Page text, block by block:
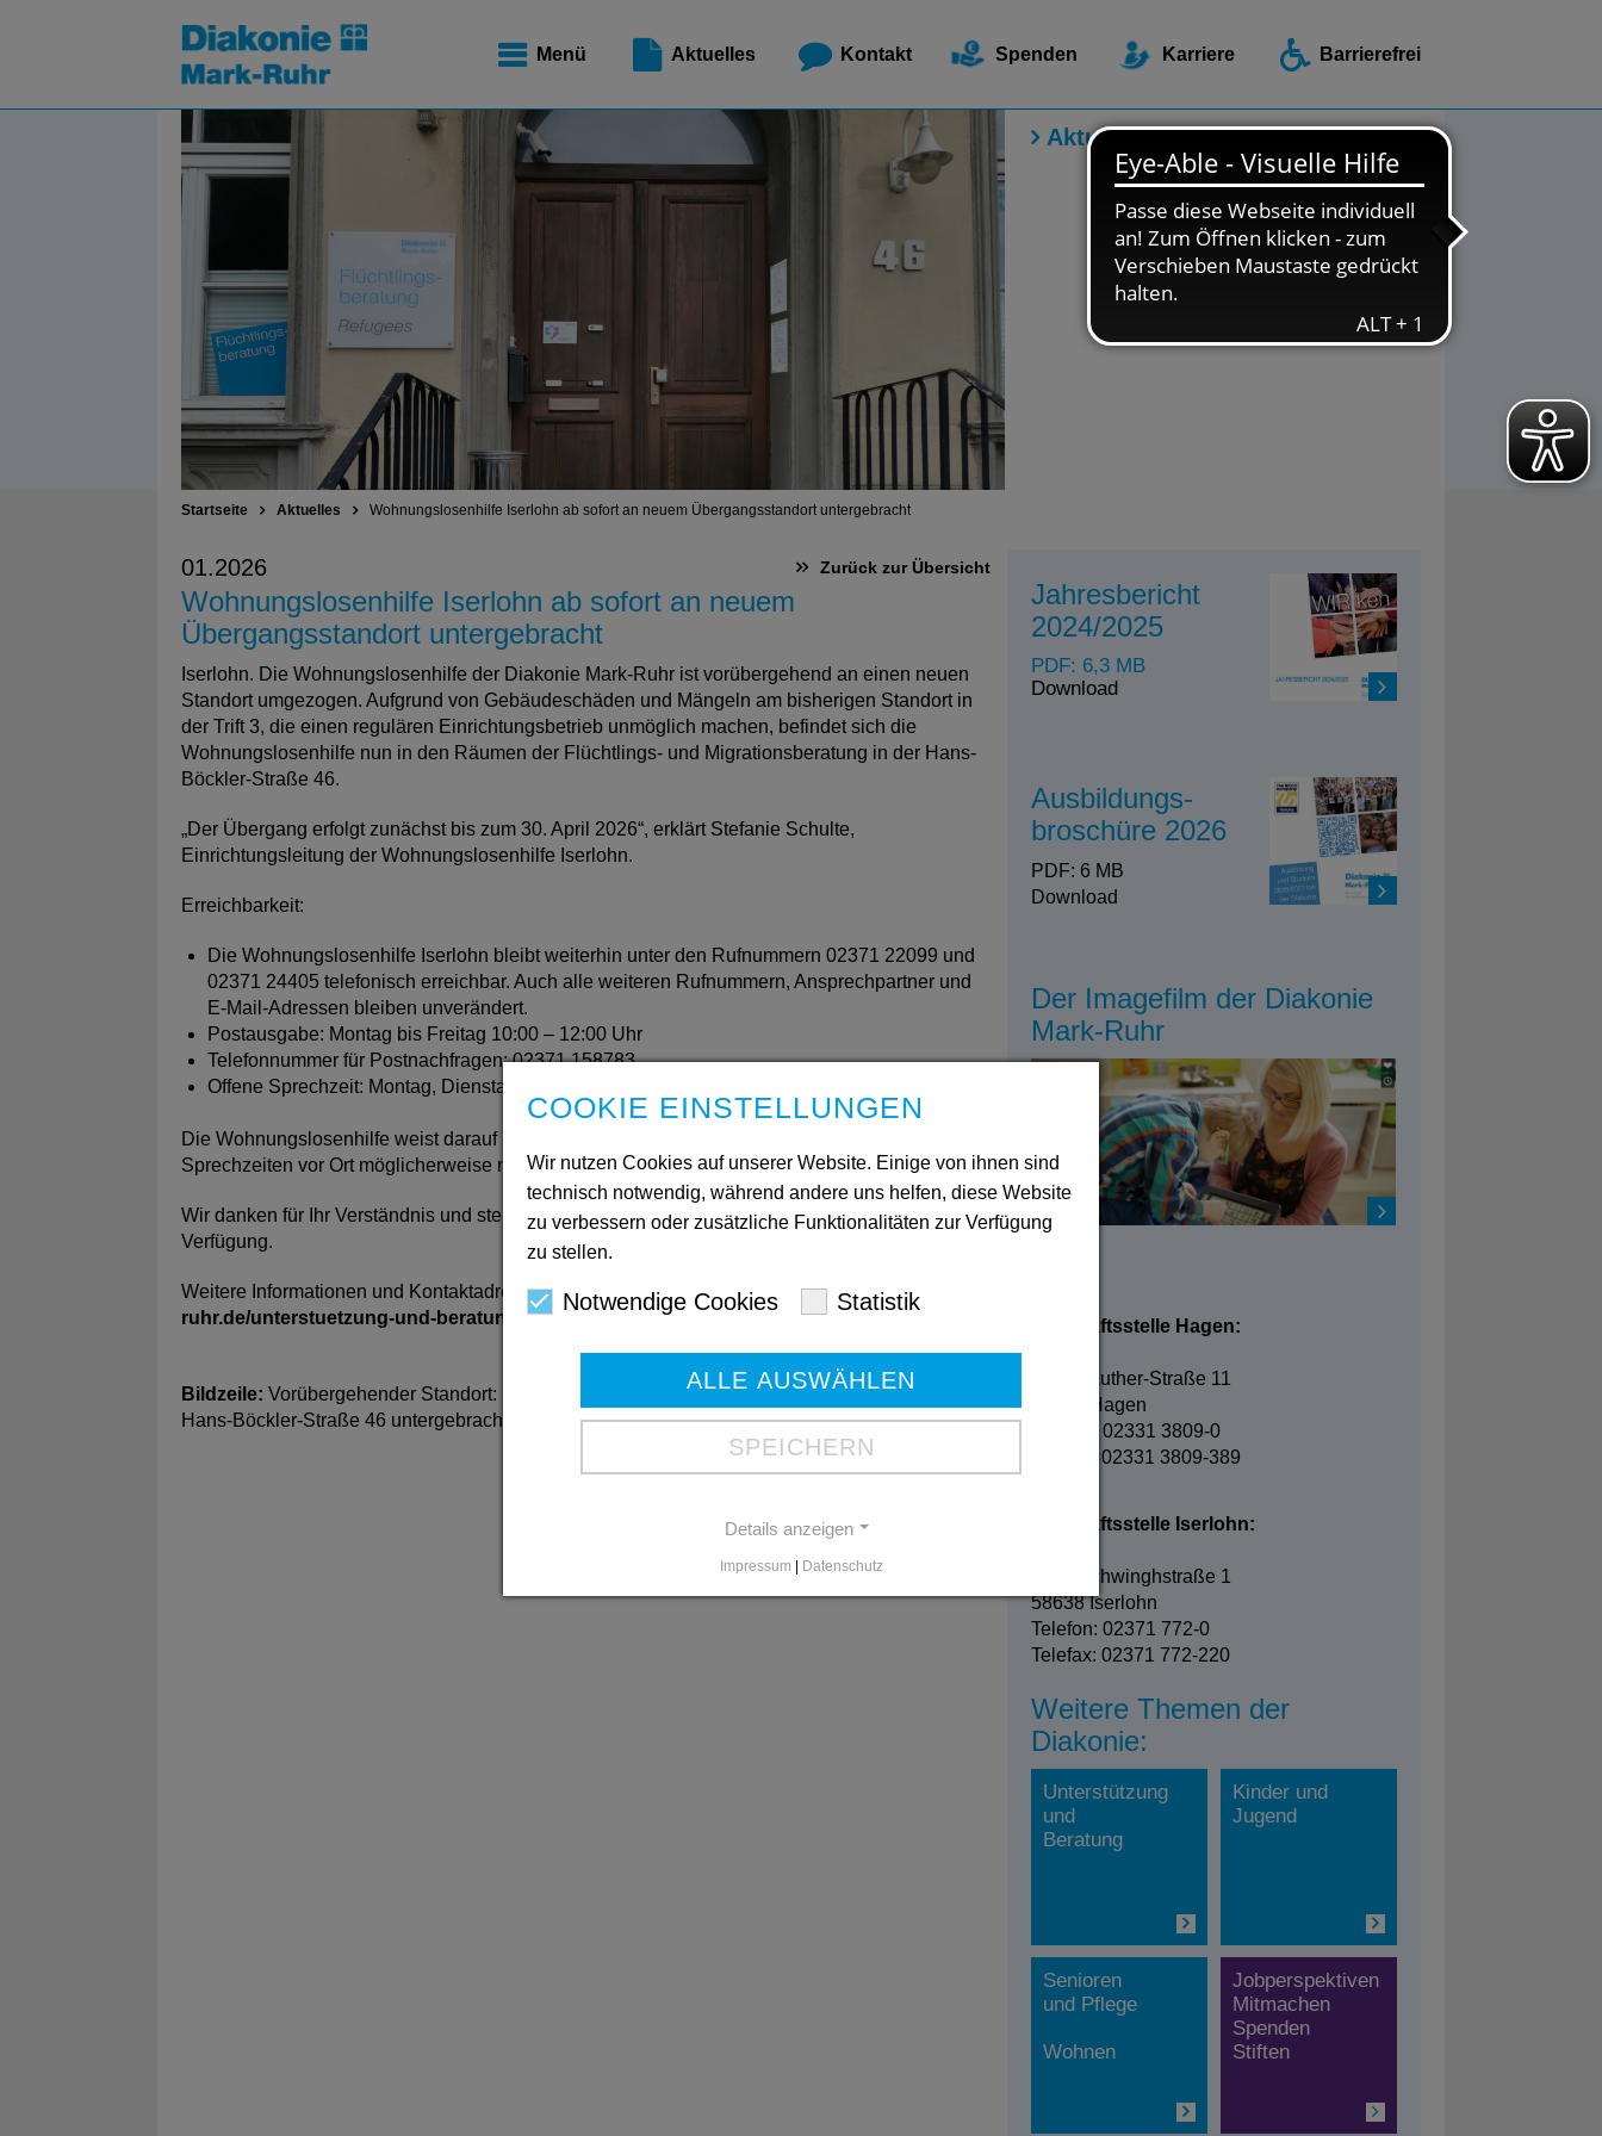
Menü Aktuelles Kontakt Spenden Karriere Barrierefrei
Meldestellen / Beratungsstellen
Aktuelles
Startseite Aktuelles Wohnungslosenhilfe Iserlohn ab sofort an neuem Übergangsstandort untergebracht
Zurück zur Übersicht
01.2026
Wohnungslosenhilfe Iserlohn ab sofort an neuem
Übergangsstandort untergebracht
Iserlohn. Die Wohnungslosenhilfe der Diakonie Mark-Ruhr ist vorübergehend an einen neuen
Standort umgezogen. Aufgrund von Gebäudeschäden und Mängeln am bisherigen Standort in
der Trift 3, die einen regulären Einrichtungsbetrieb unmöglich machen, befindet sich die
Wohnungslosenhilfe nun in den Räumen der Flüchtlings- und Migrationsberatung in der Hans-
Böckler-Straße 46.
„Der Übergang erfolgt zunächst bis zum 30. April 2026“, erklärt Stefanie Schulte,
Einrichtungsleitung der Wohnungslosenhilfe Iserlohn.
Erreichbarkeit:
Die Wohnungslosenhilfe Iserlohn bleibt weiterhin unter den Rufnummern 02371 22099 und
02371 24405 telefonisch erreichbar. Auch alle weiteren Rufnummern, Ansprechpartner und
E-Mail-Adressen bleiben unverändert.
Postausgabe: Montag bis Freitag 10:00 – 12:00 Uhr
Telefonnummer für Postnachfragen: 02371 158783
Offene Sprechzeit: Montag, Dienstag, Mittwoch und Freitag 10:00 – 12:00 Uhr
Die Wohnungslosenhilfe weist darauf hin, dass aufgrund der geringeren Raumkapazitäten die
Sprechzeiten vor Ort möglicherweise nicht im gewohnten Umfang stattfinden können.
Wir danken für Ihr Verständnis und stehen bei Fragen gerne telefonisch oder vor Ort zur
Verfügung.
Weitere Informationen und Kontaktadressen: https://www.diakonie-mark-
ruhr.de/unterstuetzung-und-beratung/wohnungslosenhilfe/hagen-2
Bildzeile: Vorübergehender Standort: Die Wohnungslosenhilfe Iserlohn ist ab sofort in der
Hans-Böckler-Straße 46 untergebracht.
Jahresbericht
2024/2025
PDF: 6,3 MB
Download
Ausbildungs-
broschüre 2026
PDF: 6 MB
Download
Der Imagefilm der Diakonie
Mark-Ruhr
Geschäftsstelle Hagen:
Martin-Luther-Straße 11
58095 Hagen
Telefon: 02331 3809-0
Telefax: 02331 3809-389
Geschäftsstelle Iserlohn:
Bodelschwinghstraße 1
58638 Iserlohn
Telefon: 02371 772-0
Telefax: 02371 772-220
Weitere Themen der
Diakonie:
Unterstützung
und
Beratung
Kinder und
Jugend
Senioren
und Pflege
Wohnen
Jobperspektiven
Mitmachen
Spenden
Stiften
COOKIE EINSTELLUNGEN
Wir nutzen Cookies auf unserer Website. Einige von ihnen sind
technisch notwendig, während andere uns helfen, diese Website
zu verbessern oder zusätzliche Funktionalitäten zur Verfügung
zu stellen.
Notwendige Cookies Statistik
ALLE AUSWÄHLEN
SPEICHERN
Details anzeigen
Impressum Datenschutz